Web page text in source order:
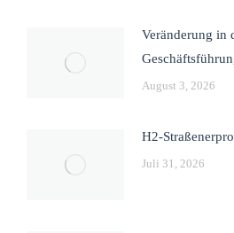
Veränderung in
August 3, 2026
H2-
Juli 31, 2026